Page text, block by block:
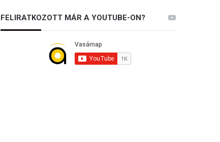
FELIRATKOZOTT MÁR A YOUTUBE-ON?